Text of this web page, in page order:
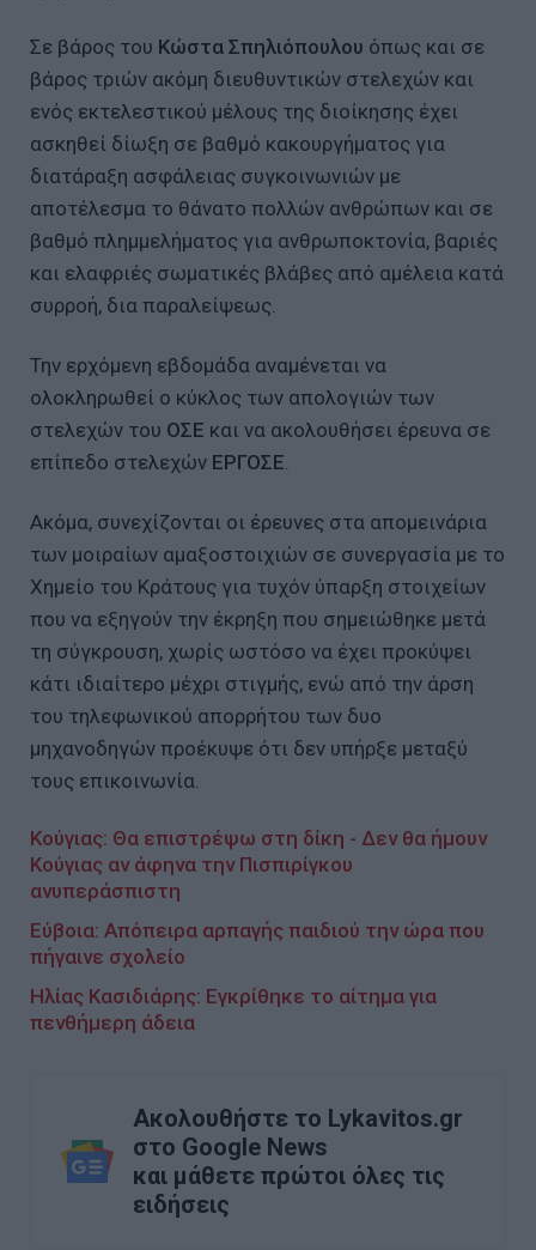
Σε βάρος του Κώστα Σπηλιόπουλου όπως και σε
βάρος τριών ακόμη διευθυντικών στελεχών και
ενός εκτελεστικού μέλους της διοίκησης έχει
ασκηθεί δίωξη σε βαθμό κακουργήματος για
διατάραξη ασφάλειας συγκοινωνιών με
αποτέλεσμα το θάνατο πολλών ανθρώπων και σε
βαθμό πλημμελήματος για ανθρωποκτονία, βαριές
και ελαφριές σωματικές βλάβες από αμέλεια κατά
συρροή, δια παραλείψεως.
Την ερχόμενη εβδομάδα αναμένεται να
ολοκληρωθεί ο κύκλος των απολογιών των
στελεχών του ΟΣΕ και να ακολουθήσει έρευνα σε
επίπεδο στελεχών ΕΡΓΟΣΕ
Ακόμα, συνεχίζονται οι έρευνες στα απομεινάρια
των μοιραίων αμαξοστοιχιών σε συνεργασία με το
Χημείο του Κράτους για τυχόν ύπαρξη στοιχείων
που να εξηγούν την έκρηξη που σημειώθηκε μετά
τη σύγκρουση, χωρίς ωστόσο να έχει προκύψει
κάτι ιδιαίτερο μέχρι στιγμής, ενώ από την άρση
του τηλεφωνικού απορρήτου των δυο
μηχανοδηγών προέκυψε ότι δεν υπήρξε μεταξύ
τους επικοινωνία.
Κούγιας: Θα επιστρέψω στη δίκη - Δεν θα ήμουν
Κούγιας αν άφηνα την Πισπιρίγκου
ανυπεράσπιστη
Εύβοια: Απόπειρα αρπαγής παιδιού την ώρα που
πήγαινε σχολείο
Ηλίας Κασιδιάρης: Εγκρίθηκε το αίτημα για
πενθήμερη άδεια
Ακολουθήστε το Lykavitos.gr
στο Google News
και μάθετε πρώτοι όλες τις
ειδήσεις